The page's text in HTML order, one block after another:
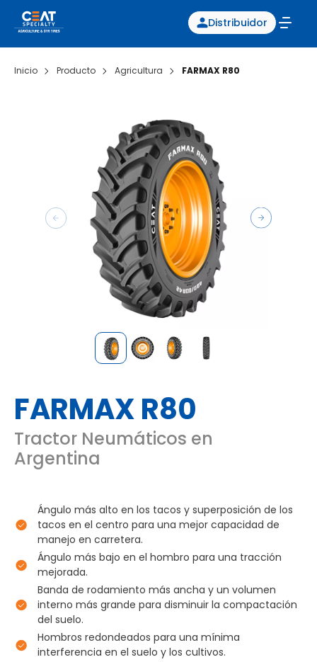
Distribuidor
Inicio Producto Agricultura FARMAX R80
FARMAX R80
Tractor Neumáticos en
Argentina
Ángulo más alto en los tacos y superposición de los
tacos en el centro para una mejor capacidad de
manejo en carretera.
Ángulo más bajo en el hombro para una tracción
mejorada.
Banda de rodamiento más ancha y un volumen
interno más grande para disminuir la compactación
del suelo.
Hombros redondeados para una mínima
interferencia en el suelo y los cultivos.